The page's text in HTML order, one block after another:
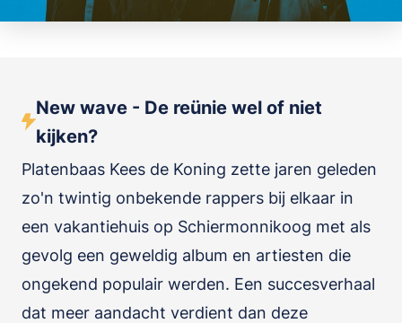
New wave - De reünie wel of niet
kijken?
Platenbaas Kees de Koning zette jaren geleden
zo'n twintig onbekende rappers bij elkaar in
een vakantiehuis op Schiermonnikoog met als
gevolg een geweldig album en artiesten die
ongekend populair werden. Een succesverhaal
dat meer aandacht verdient dan deze